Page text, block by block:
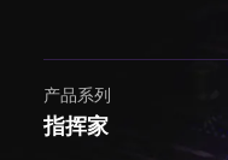
产品系列
指挥家